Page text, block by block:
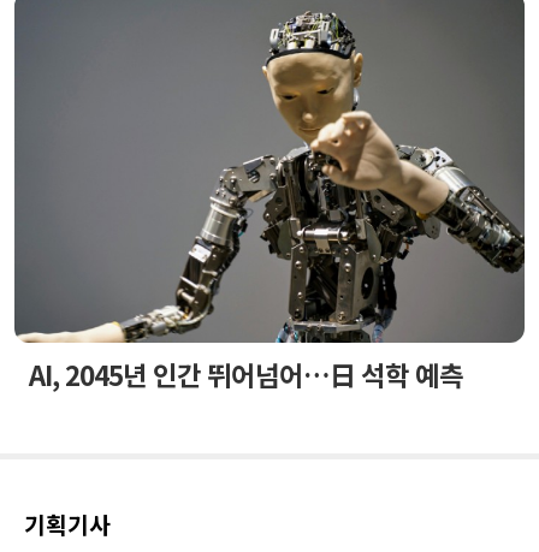
AI, 2045년 인간 뛰어넘어…日 석학 예측
기획기사